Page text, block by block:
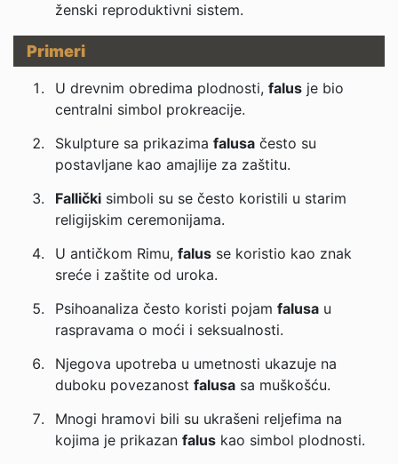
ženski reproduktivni sistem.
Primeri
U drevnim obredima plodnosti, falus je bio
centralni simbol prokreacije.
Skulpture sa prikazima falusa često su
postavljane kao amajlije za zaštitu.
Fallički simboli su se često koristili u starim
religijskim ceremonijama.
U antičkom Rimu, falus se koristio kao znak
sreće i zaštite od uroka.
Psihoanaliza često koristi pojam falusa u
raspravama o moći i seksualnosti.
Njegova upotreba u umetnosti ukazuje na
duboku povezanost falusa sa muškošću.
Mnogi hramovi bili su ukrašeni reljefima na
kojima je prikazan falus kao simbol plodnosti.